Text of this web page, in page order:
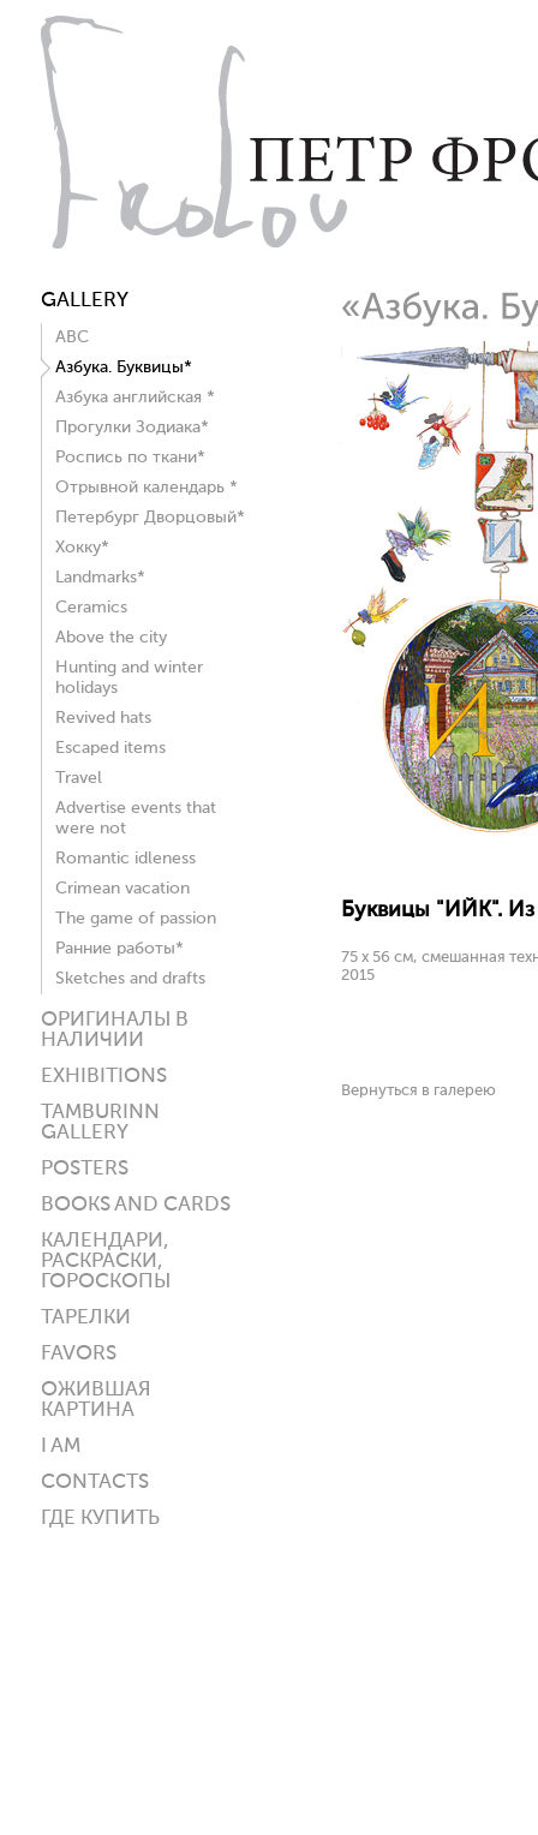
GALLERY
ABC
Азбука. Буквицы*
Азбука английская *
Прогулки Зодиака*
Роспись по ткани*
Отрывной календарь *
Петербург Дворцовый*
Хокку*
Landmarks*
Ceramics
Above the city
Hunting and winter
holidays
Revived hats
Escaped items
Travel
Advertise events that
were not
Romantic idleness
Crimean vacation
The game of passion
Ранние работы*
Sketches and drafts
ОРИГИНАЛЫ В
НАЛИЧИИ
EXHIBITIONS
TAMBURINN
GALLERY
POSTERS
BOOKS AND CARDS
КАЛЕНДАРИ,
РАСКРАСКИ,
ГОРОСКОПЫ
ТАРЕЛКИ
FAVORS
ОЖИВШАЯ
КАРТИНА
I AM
CONTACTS
ГДЕ КУПИТЬ
Буквицы "ИЙК". Из
75 х 56 см, смешанная
2015
Вернуться в галерею